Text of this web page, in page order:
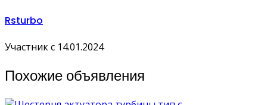
Rsturbo
Участник с 14.01.2024
Похожие объявления